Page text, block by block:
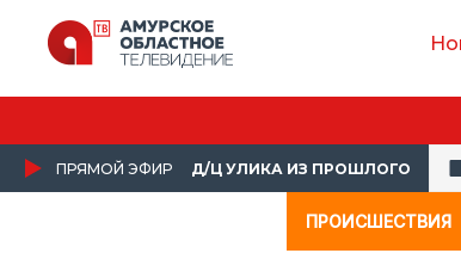
Преподаватель Амурской ГМА
ПРЯМОЙ ЭФИР Д/Ц УЛИКА ИЗ ПРОШЛОГО
ПРОИСШЕСТВИЯ